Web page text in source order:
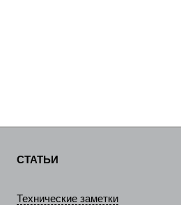
СТАТЬИ
Технические заметки